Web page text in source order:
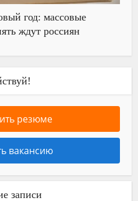
год: массовые
ждут россиян
резюме
вакансию
записи